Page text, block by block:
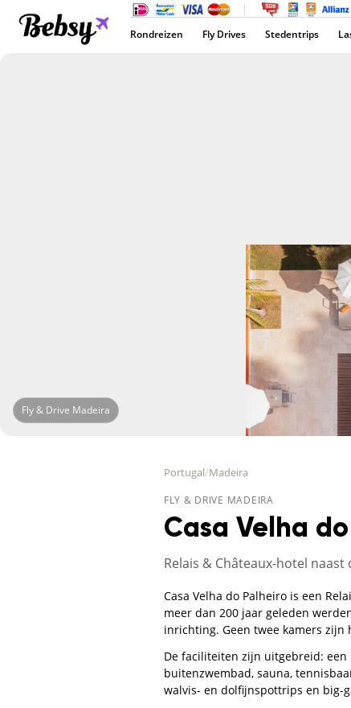
Rondreizen Fly Drives Stedentrips
Fly & Drive Madeira
Portugal/Madeira
FLY & DRIVE MADEIRA
Casa Velha
Relais & Châteaux-hotel
Casa Velha do Palheiro is een
meer dan 200 jaar geleden
inrichting. Geen twee kamers zijn
De faciliteiten zijn uitgebreid: een
buitenzwembad, sauna,
walvis- en dolfijnspottrips en big-